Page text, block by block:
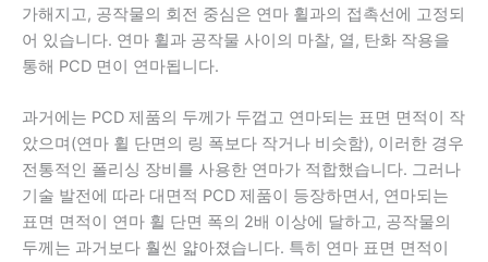
가해지고, 공작물의 회전 중심은 연마 휠과의 접촉선에 고정되
어 있습니다. 연마 휠과 공작물 사이의 마찰, 열, 탄화 작용을
통해 PCD 면이 연마됩니다.
과거에는 PCD 제품의 두께가 두껍고 연마되는 표면 면적이 작
았으며(연마 휠 단면의 링 폭보다 작거나 비슷함), 이러한 경우
전통적인 폴리싱 장비를 사용한 연마가 적합했습니다. 그러나
기술 발전에 따라 대면적 PCD 제품이 등장하면서, 연마되는
표면 면적이 연마 휠 단면 폭의 2배 이상에 달하고, 공작물의
두께는 과거보다 훨씬 얇아졌습니다. 특히 연마 표면 면적이